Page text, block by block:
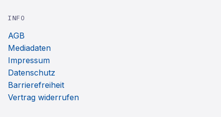
INFO
AGB
Mediadaten
Impressum
Datenschutz
Barrierefreiheit
Vertrag widerrufen